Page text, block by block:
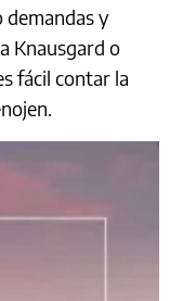
demandas y
Knausgard o
fácil contar la